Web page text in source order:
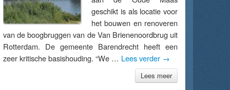
geschikt is als locatie voor
het bouwen en renoveren
van de boogbruggen van de Van Brienenoordbrug uit
Rotterdam. De gemeente Barendrecht heeft een
zeer kritische basishouding. “We … Lees verder →
Lees meer